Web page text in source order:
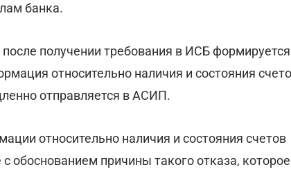
банка.
получении требования в ИСБ формируется
относительно наличия и состояния
отправляется в АСИП.
относительно наличия и состояния счетов
причины такого отказа, которое